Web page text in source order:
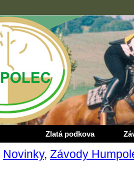
Zlatá podkova
Novinky, Závody